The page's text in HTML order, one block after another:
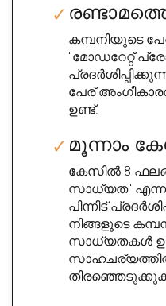
കമ്പനിയുടെ
"മോഡറേറ്റ്
പേര്
ഉണ്ട്.
മൂന്നാം
കേസിൽ 8
സാധ്യത" എന്ന
പിന്നീട്
നിങ്ങളുടെ
സാധ്യതകൾ